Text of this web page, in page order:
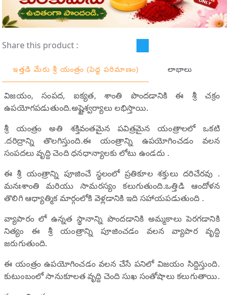
Share this product :
ఇత్తడి మేరు శ్రీ యంత్రం (పెద్ద పరిమాణం) లాభాలు
విజయం, సంపద, ఐక్యత, శాంతి పొందడానికి ఈ శ్రీ చక్రం
ఉపయోగపడుతుంది.అష్టైశ్వర్యాలు లభిస్తాయి.
శ్రీ యంత్రం అతి శక్తివంతమైన పవిత్రమైన యంత్రాలలో ఒకటి
.దరిద్రాన్ని తొలగిస్తుంది.ఈ యంత్రాన్ని ఉపయోగించడం వలన
సంపదలు వృద్ది చెంది ధనధాన్యాలకు లోటు ఉండదు .
ఈ శ్రీ యంత్రాన్ని పూజించే స్థలంలో ప్రతికూల శక్తులు దరిచేరవు .
మనఃశాంతి మరియు సామరస్యం కలుగుతుంది.ఒత్తిడి ఆందోళన
తొలిగి ఆధ్యాత్మిక మార్గంలోకి వెళ్లడానికి ఇది సహాయపడుతుంది .
వ్యాపారం లో ఉన్నత స్థానాన్ని పొందడానికి అమ్మకాలు పెరగడానికి
నిత్యం ఈ శ్రీ యంత్రాన్ని పూజించడం వలన వ్యాపార వృద్ది
జరుగుతుంది.
ఈ యంత్రం ఉపయోగించడం వలన చేసే పనిలో విజయం సిద్దిస్తుంది.
కుటుంబంలో సానుకూలత వృద్ది చెంది సుఖ సంతోషాలు కలుగుతాయి.